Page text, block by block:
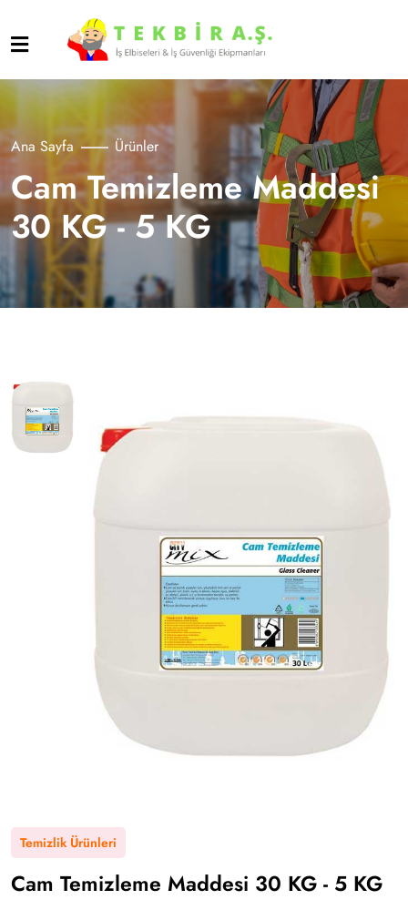
Ana Sayfa Ürünler
Cam Temizleme Maddesi
30 KG - 5 KG
Temizlik Ürünleri
Cam Temizleme Maddesi 30 KG - 5 KG